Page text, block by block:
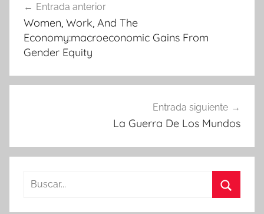
de
entradas
Entrada anterior
Women, Work, And The
Economy:macroeconomic Gains From
Gender Equity
Entrada siguiente
La Guerra De Los Mundos
Buscar: